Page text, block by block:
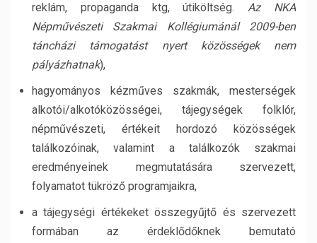
reklám, propaganda ktg, útiköltség.Az NKA
Népművészeti Szakmai Kollégiumánál 2009-ben
táncházi támogatást nyert közösségek nem
pályázhatnak),
hagyományos kézműves szakmák, mesterségek
alkotói/alkotóközösségei, tájegységek folklór,
népművészeti, értékeit hordozó közösségek
találkozóinak, valamint a találkozók szakmai
eredményeinek megmutatására szervezett,
folyamatot tükröző programjaikra,
a tájegységi értékeket összegyűjtő és szervezett
formában az érdeklődőknek bemutató